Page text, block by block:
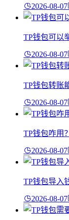
2026-08-07
TP钱包可以
2026-08-07
TP钱包转账
2026-08-07
TP钱包咋用
2026-08-07
TP钱包导入
2026-08-07